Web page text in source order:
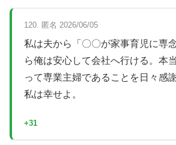
120. 匿名 2026/06/05
私は夫から「〇〇が家事育児に専
ら俺は安心して会社へ行ける。本
って専業主婦であることを日々感
私は幸せよ。
+31